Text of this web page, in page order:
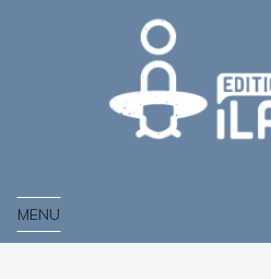
MENU